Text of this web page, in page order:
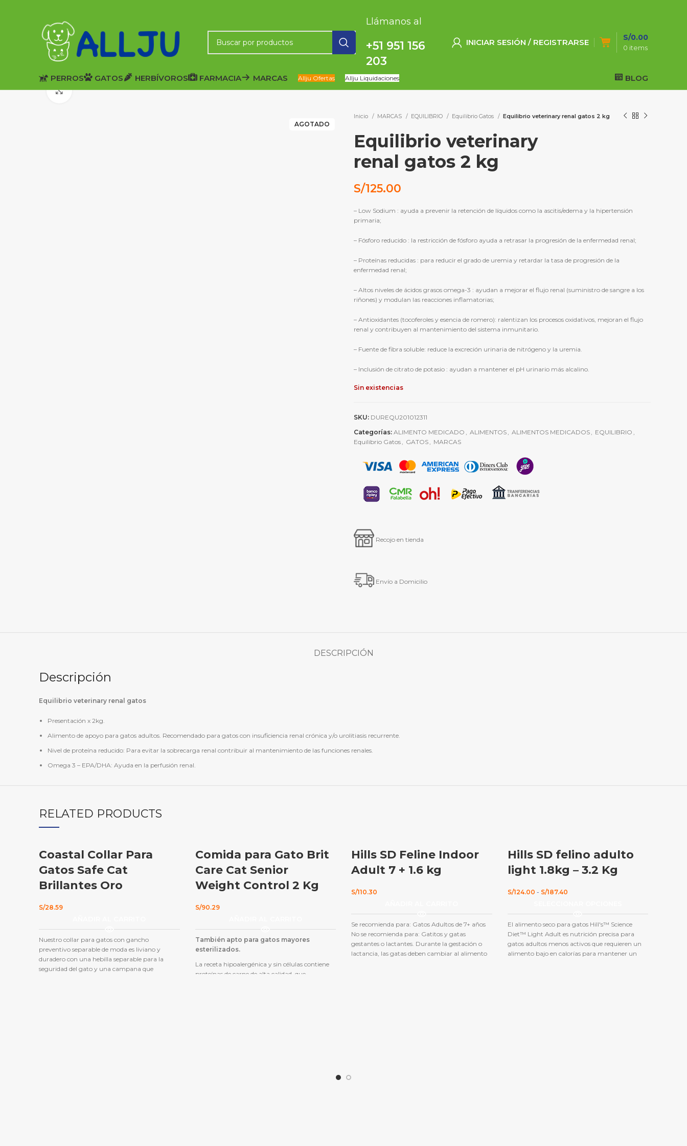
Llámanos al
+51 951 156
203
INICIAR SESIÓN / REGISTRARSE
0 items
S/0.00
PERROS GATOS HERBÍVOROS FARMACIA MARCAS Allju Ofertas Allju Liquidaciones BLOG
AGOTADO
Click to enlarge
Inicio MARCAS EQUILIBRIO Equilibrio Gatos Equilibrio veterinary renal gatos 2 kg
Equilibrio veterinary
renal gatos 2 kg
S/125.00
– Low Sodium : ayuda a prevenir la retención de líquidos como la ascitis/edema y la hipertensión
primaria;
– Fósforo reducido : la restricción de fósforo ayuda a retrasar la progresión de la enfermedad renal;
– Proteínas reducidas : para reducir el grado de uremia y retardar la tasa de progresión de la
enfermedad renal;
– Altos niveles de ácidos grasos omega-3 : ayudan a mejorar el flujo renal (suministro de sangre a los
riñones) y modulan las reacciones inflamatorias;
– Antioxidantes (tocoferoles y esencia de romero): ralentizan los procesos oxidativos, mejoran el flujo
renal y contribuyen al mantenimiento del sistema inmunitario.
– Fuente de fibra soluble: reduce la excreción urinaria de nitrógeno y la uremia.
– Inclusión de citrato de potasio : ayudan a mantener el pH urinario más alcalino.
Sin existencias
SKU: DUREQU201012311
Categorías: ALIMENTO MEDICADO , ALIMENTOS , ALIMENTOS MEDICADOS , EQUILIBRIO ,
Equilibrio Gatos , GATOS , MARCAS
Recojo en tienda
Envío a Domicilio
DESCRIPCIÓN
Descripción
Equilibrio veterinary renal gatos
Presentación x 2kg.
Alimento de apoyo para gatos adultos. Recomendado para gatos con insuficiencia renal crónica y/o urolitiasis recurrente.
Nivel de proteína reducido: Para evitar la sobrecarga renal contribuir al mantenimiento de las funciones renales.
Omega 3 – EPA/DHA: Ayuda en la perfusión renal.
RELATED PRODUCTS
Coastal Collar Para
Gatos Safe Cat
Brillantes Oro
S/28.59
Nuestro collar para gatos con gancho
preventivo separable de moda es liviano y
duradero con una hebilla separable para la
seguridad del gato y una campana que
Comida para Gato Brit
Care Cat Senior
Weight Control 2 Kg
S/90.29
También apto para gatos mayores
esterilizados.
La receta hipoalergénica y sin células contiene
proteínas de carne de alta calidad, que
Hills SD Feline Indoor
Adult 7 + 1.6 kg
S/110.30
Se recomienda para: Gatos Adultos de 7+ años
No se recomienda para: Gatitos y gatas
gestantes o lactantes. Durante la gestación o
lactancia, las gatas deben cambiar al alimento
Hills SD felino adulto
light 1.8kg – 3.2 Kg
S/124.00 - S/187.40Rango
desde
S/124.00
hasta
S/187.40
El alimento seco para gatos Hill's™ Science
Diet™ Light Adult es nutrición precisa para
gatos adultos menos activos que requieren un
alimento bajo en calorías para mantener un